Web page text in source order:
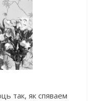
так, як спяваем